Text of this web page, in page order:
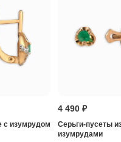
с изумрудом
4 490 ₽
Серьги-пусеты
изумрудами